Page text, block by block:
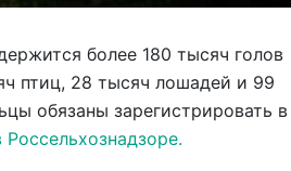
более 180 тысяч голов
птиц, 28 тысяч лошадей и 99
обязаны зарегистрировать в